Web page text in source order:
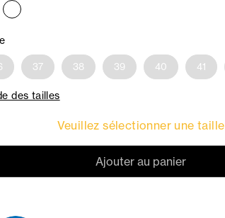
37 38 39 40 41
des tailles
Veuillez sélectionner une taille
Ajouter au panier